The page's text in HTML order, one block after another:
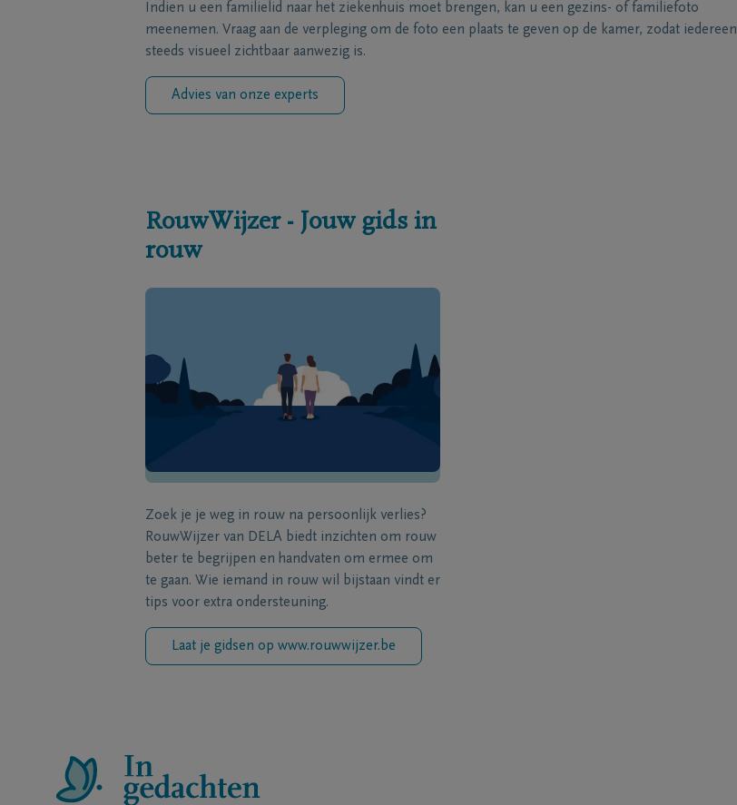
Indien u een familielid naar het ziekenhuis moet brengen, kan u een gezins- of familiefoto
meenemen. Vraag aan de verpleging om de foto een plaats te geven op de kamer, zodat iedereen
steeds visueel zichtbaar aanwezig is.
Advies van onze experts
RouwWijzer - Jouw gids in
rouw
Zoek je je weg in rouw na persoonlijk verlies?
RouwWijzer van DELA biedt inzichten om rouw
beter te begrijpen en handvaten om ermee om
te gaan. Wie iemand in rouw wil bijstaan vindt er
tips voor extra ondersteuning.
Laat je gidsen op www.rouwwijzer.be